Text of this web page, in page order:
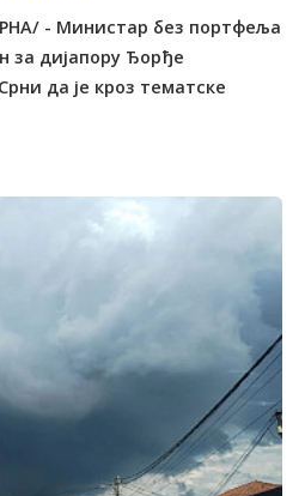
- Министар без портфеља
за дијапору Ђорђе
да је кроз тематске